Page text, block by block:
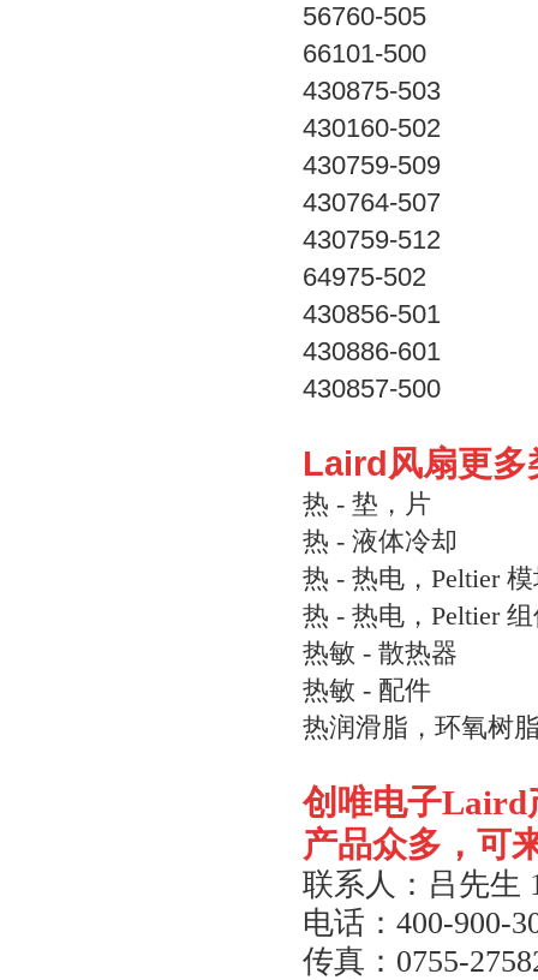
56760-505
66101-500
430875-503
430160-502
430759-509
430764-507
430759-512
64975-502
430856-501
430886-601
430857-500
Laird风扇更多
热 - 垫，片
热 - 液体冷却
热 - 热电，Peltier
热 - 热电，Peltier
热敏 - 散热器
热敏 - 配件
热润滑脂，环氧树
创唯电子Laird
产品众多，可
联系人：吕先生
电话： 400-900-
传真： 0755-